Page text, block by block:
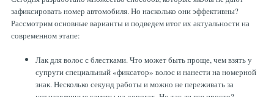
зафиксировать номер автомобиля. Но насколько они эффективны?
Рассмотрим основные варианты и подведем итог их актуальности на
современном этапе:
Лак для волос с блестками. Что может быть проще, чем взять у
супруги специальный «фиксатор» волос и нанести на номерной
знак. Несколько секунд работы и можно не переживать за